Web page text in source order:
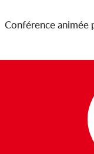
Conférence animée